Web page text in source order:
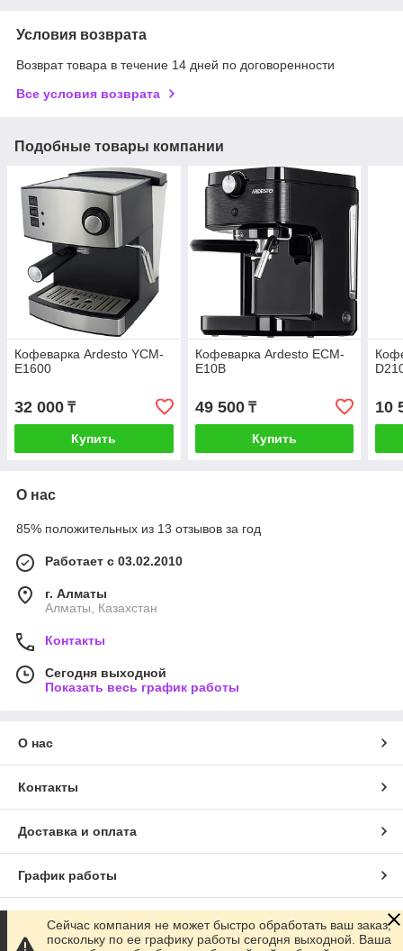
Условия возврата
Возврат товара в течение 14 дней по договоренности
Все условия возврата
Подобные товары компании
Кофеварка Ardesto YCM-
E1600
32 000 ₸
Купить
Кофеварка Ardesto ECM-
E10B
49 500₸
Купить
10
О нас
85% положительных из 13 отзывов за год
Работает с 03.02.2010
г. Алматы
Алматы, Казахстан
Контакты
Сегодня выходной
Показать весь график работы
О нас
Контакты
Доставка и оплата
График работы
Полная версия сайта
Сейчас компания не может быстро обработать ваш заказ,
поскольку по ее графику работы сегодня выходной. Ваша